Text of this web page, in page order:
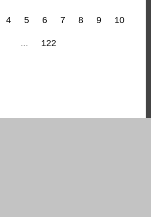
4 5 6 7 8 9 10
... 122